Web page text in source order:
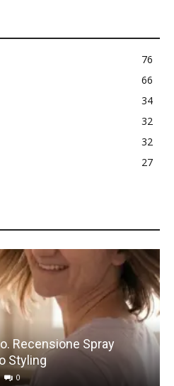
76
66
34
32
32
27
Recensione Spray
Styling
0